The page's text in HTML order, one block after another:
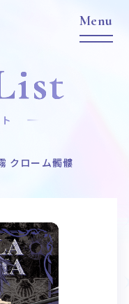
品情報
List
ードリスト
クローム髑髏